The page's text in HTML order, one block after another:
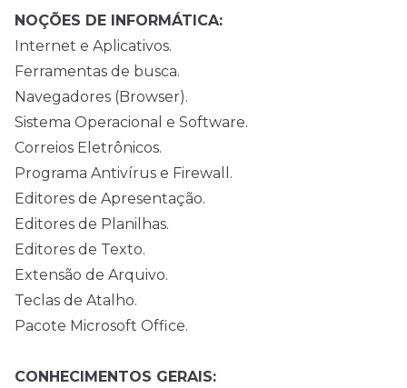
NOÇÕES DE INFORMÁTICA:
Internet e Aplicativos.
Ferramentas de busca.
Navegadores (Browser).
Sistema Operacional e Software.
Correios Eletrônicos.
Programa Antivírus e Firewall.
Editores de Apresentação.
Editores de Planilhas.
Editores de Texto.
Extensão de Arquivo.
Teclas de Atalho.
Pacote Microsoft Office.
CONHECIMENTOS GERAIS: